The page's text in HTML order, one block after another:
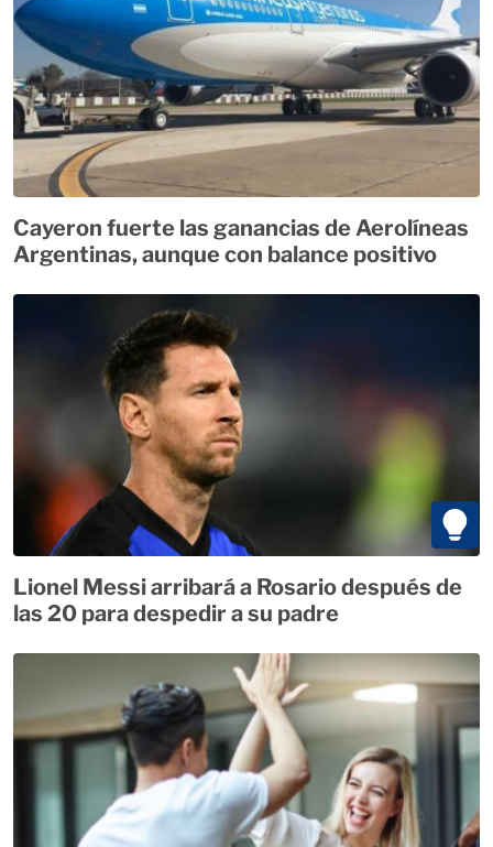
Cayeron fuerte las ganancias de Aerolíneas
Argentinas, aunque con balance positivo
Lionel Messi arribará a Rosario después de
las 20 para despedir a su padre